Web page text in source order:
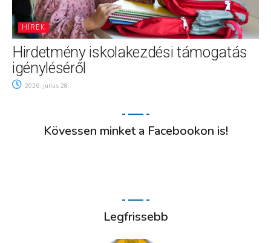
HÍREK
Hirdetmény iskolakezdési támogatás
igényléséről
2026. július 28.
Kövessen minket a Facebookon is!
Legfrissebb